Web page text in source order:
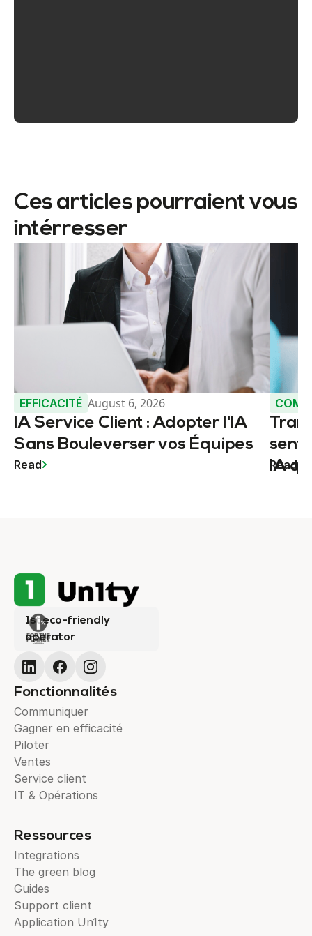
Ces articles pourraient vous
intérresser
EFFICACITÉ August 6, 2026
IA Service Client : Adopter l'IA
Sans Bouleverser vos Équipes
Read
IA
Read
1st eco-friendly
operator
Fonctionnalités
Communiquer
Gagner en efficacité
Piloter
Ventes
Service client
IT & Opérations
Ressources
Integrations
The green blog
Guides
Support client
Application Un1ty